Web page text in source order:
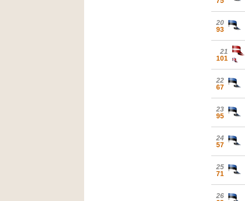
20
93
21
101
22
67
23
95
24
57
25
71
26